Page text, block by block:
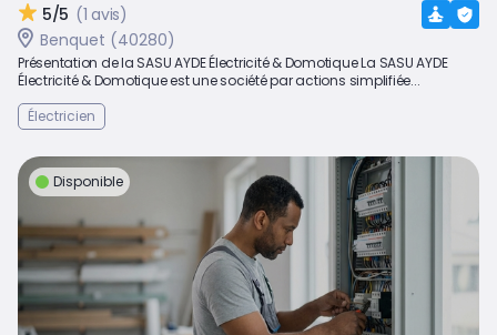
5/5 (1 avis)
Benquet (40280)
Présentation de la SASU AYDE Électricité & Domotique La SASU AYDE
Électricité & Domotique est une société par actions simplifiée...
Électricien
Disponible